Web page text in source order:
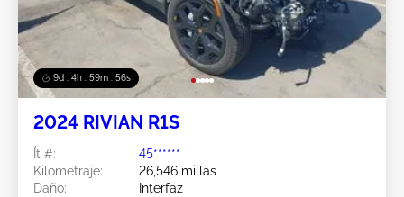
9d : 4h : 59m : 53s
2024 RIVIAN R1S
Ít #:
45******
Kilometraje:
26,546 millas
Daño:
Interfaz